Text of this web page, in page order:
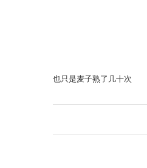
也只是麦子熟了几十次